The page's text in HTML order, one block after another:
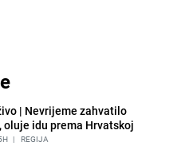
| Nevrijeme zahvatilo
oluje idu prema Hrvatskoj
| REGIJA